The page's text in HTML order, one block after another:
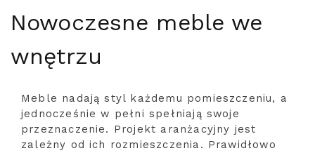
Nowoczesne meble we
wnętrzu
Meble nadają styl każdemu pomieszczeniu, a
jednocześnie w pełni spełniają swoje
przeznaczenie. Projekt aranżacyjny jest
zależny od ich rozmieszczenia. Prawidłowo